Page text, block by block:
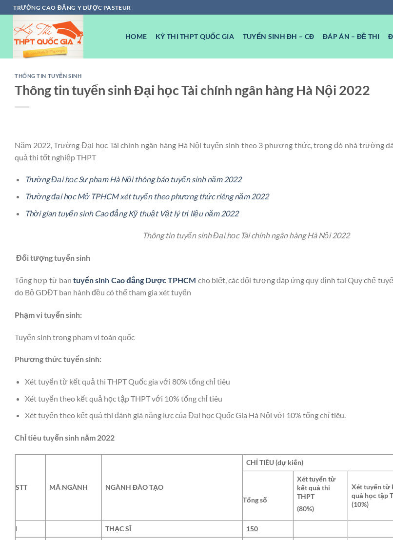
Chuyển
đến
dung
TRƯỜNG CAO ĐẲNG Y DƯỢC PASTEUR
HOME KỲ THI THPT QUỐC GIA TUYỂN SINH ĐH – CĐ ĐÁP ÁN – ĐỀ THI
THÔNG TIN TUYỂN SINH
Thông tin tuyển sinh Đại học Tài chính ngân hàng Hà Nội 2022
Năm 2022, Trường Đại học Tài chính ngân hàng Hà Nội tuyển sinh theo 3 phương thức, trong đó nhà trường
quả thi tốt nghiệp THPT
Trường Đại học Sư phạm Hà Nội thông báo tuyển sinh năm 2022
Trường đại học Mở TPHCM xét tuyển theo phương thức riêng năm 2022
Thời gian tuyển sinh Cao đẳng Kỹ thuật Vật lý trị liệu năm 2022
Thông tin tuyển sinh Đại học Tài chính ngân hàng Hà Nội 2022
Đối tượng tuyển sinh
Tổng hợp từ bantuyển sinh Cao đẳng Dược TPHCM cho biết, các đối tượng đáp ứng quy định tại Quy chế
do Bộ GDĐT ban hành đều có thể tham gia xét tuyển
Phạm vi tuyển sinh:
Tuyển sinh trong phạm vi toàn quốc
Phương thức tuyển sinh:
Xét tuyển từ kết quả thi THPT Quốc gia với 80% tổng chỉ tiêu
Xét tuyển theo kết quả học tập THPT với 10% tổng chỉ tiêu
Xét tuyển theo kết quả thi đánh giá năng lực của Đại học Quốc Gia Hà Nội với 10% tổng chỉ tiêu.
Chỉ tiêu tuyển sinh năm 2022
STT MÃ NGÀNH NGÀNH ĐÀO TẠO
CHỈ TIÊU (dự kiến)
Tổng số
Xét tuyển từ
kết quả thi
THPT
(80%)
Xét tuyển từ
quả học tập
(10%)
I THẠC SĨ
150